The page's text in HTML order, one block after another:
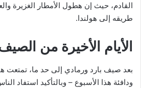
القادم، حيث إن هطول الأمطار الغزيرة
طريقه إلى هولندا.
الأيام الأخيرة من
بعد صيف بارد ورمادي إلى حد ما، تمتعت
ودافئة هذا الأسبوع – وبالتأكيد استفاد